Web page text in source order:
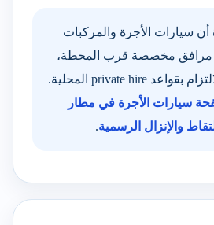
سيارات الأجرة والمركبات
مرافق مخصصة قرب المحطة،
وأن الحجز مهم للالتزام بقواعد private hire المحلية.
سيارات الأجرة في مطار
والإنزال الرسمية.